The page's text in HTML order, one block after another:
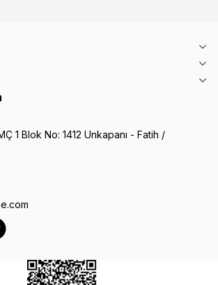
1 Blok No: 1412 Unkapanı - Fatih /